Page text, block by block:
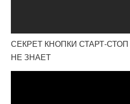
СЕКРЕТ КНОПКИ СТАРТ-
НЕ ЗНАЕТ